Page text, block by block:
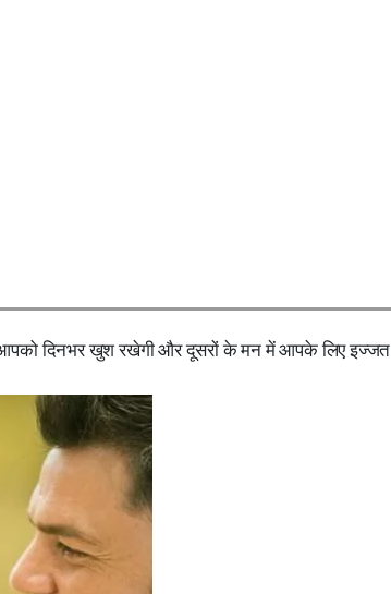
आपको दिनभर खुश रखेगी और दूसरों के मन में आपके लिए इज्जत